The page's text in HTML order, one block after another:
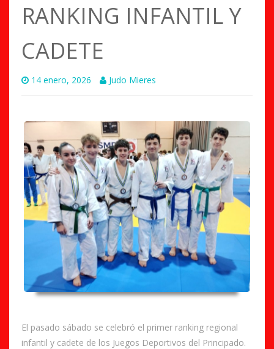
RANKING INFANTIL Y
CADETE
14 enero, 2026 Judo Mieres
El pasado sábado se celebró el primer ranking regional
infantil y cadete de los Juegos Deportivos del Principado.